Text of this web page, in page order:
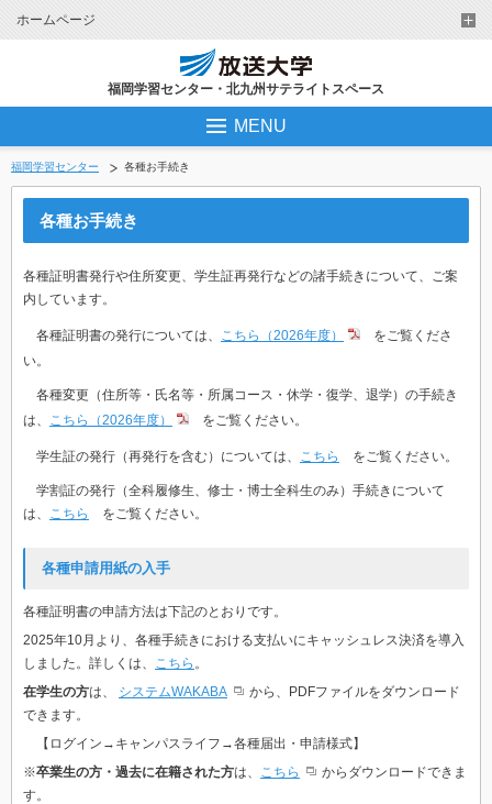
ホームページ
福岡学習センター・北九州サテライトスペース
MENU
福岡学習センター 各種お手続き
各種お手続き
各種証明書発行や住所変更、学生証再発行などの諸手続きについて、ご案
内しています。
各種証明書の発行については、 こちら（2026年度）
をご覧くださ
い。
各種変更（住所等・氏名等・所属コース・休学・復学、退学）の手続き
は、
こちら（2026年度） をご覧ください。
学生証の発行（再発行を含む）については、 こちら をご覧ください。
学割証の発行（全科履修生、修士・博士全科生のみ）手続きについて
は、
こちら をご覧ください。
各種申請用紙の入手
各種証明書の申請方法は下記のとおりです。
2025年10月より、各種手続きにおける支払いにキャッシュレス決済を導入
しました。詳しくは、
こちら 。
在学生の方は、 システムWAKABA
から、PDFファイルをダウンロード
できます。
【ログイン→キャンパスライフ→各種届出・申請様式】
※卒業生の方・過去に在籍された方は、 こちら
からダウンロードできま
す。